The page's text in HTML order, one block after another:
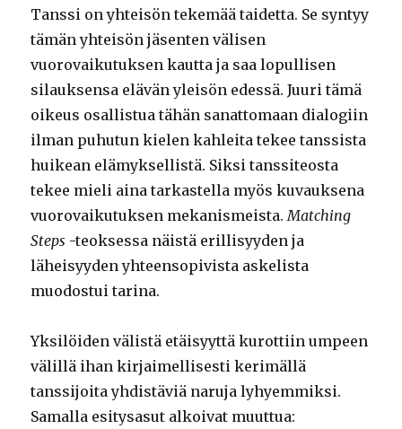
Tanssi on yhteisön tekemää taidetta. Se syntyy
tämän yhteisön jäsenten välisen
vuorovaikutuksen kautta ja saa lopullisen
silauksensa elävän yleisön edessä. Juuri tämä
oikeus osallistua tähän sanattomaan dialogiin
ilman puhutun kielen kahleita tekee tanssista
huikean elämyksellistä. Siksi tanssiteosta
tekee mieli aina tarkastella myös kuvauksena
vuorovaikutuksen mekanismeista.Matching
Steps -teoksessa näistä erillisyyden ja
läheisyyden yhteensopivista askelista
muodostui tarina.
Yksilöiden välistä etäisyyttä kurottiin umpeen
välillä ihan kirjaimellisesti kerimällä
tanssijoita yhdistäviä naruja lyhyemmiksi.
Samalla esitysasut alkoivat muuttua: